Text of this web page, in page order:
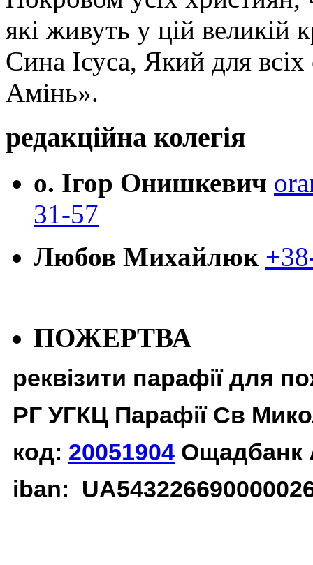
які живуть у цій великій
Сина Ісуса, Який для
Амінь».
редакційна колегія
о. Ігор Онишкевич
31-57
Любов Михайлюк
ПОЖЕРТВА
реквізити парафії для
РГ УГКЦ Парафії Св
код: 20051904 Ощадбанк
iban: